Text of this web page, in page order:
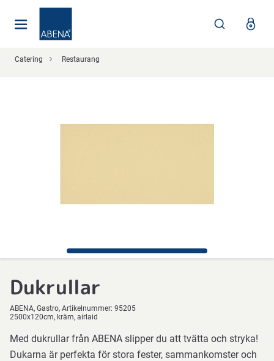
Catering Restaurang
Dukrullar
ABENA Gastro Artikelnummer: 95205
2500x120cm, kräm, airlaid
Med dukrullar från ABENA slipper du att tvätta och stryka!
Dukarna är perfekta för stora fester, sammankomster och